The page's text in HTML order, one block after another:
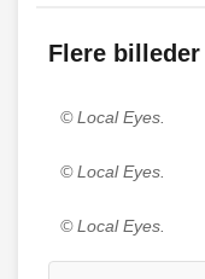
Flere
© Local Eyes.
© Local Eyes.
© Local Eyes.